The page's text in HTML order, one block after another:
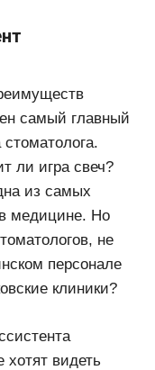
самый главный
стоматолога.
ли игра свеч?
из самых
медицине. Но
не
персонале
клиники?
хотят видеть